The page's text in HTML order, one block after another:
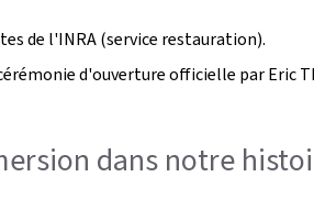
de l'INRA (service restauration).
d'ouverture officielle par Eric
dans notre